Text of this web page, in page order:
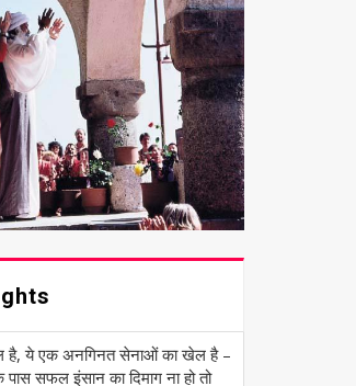
है, ये एक अनगिनत सेनाओं का खेल है –
सफल इंसान का दिमाग ना हो तो